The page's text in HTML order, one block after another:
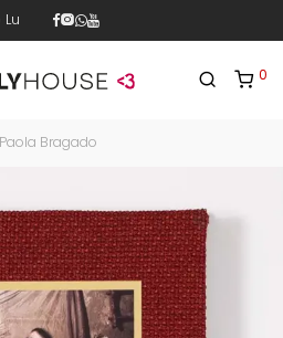
187 . sala 30 . 1º piso . República .
0
Bragado